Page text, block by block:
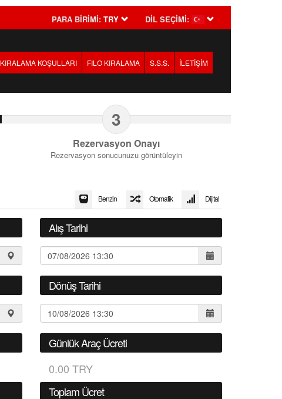
PARA BİRİMİ: TRY DİL SEÇİMİ:
KIRALAMA KOŞULLARI FILO KIRALAMA S.S.S. İLETİŞİM
3
Rezervasyon Onayı
Rezervasyon sonucunuzu görüntüleyin
Benzin Otomatik Dijital
Alış Tarihi
Dönüş Tarihi
Günlük Araç Ücreti
0.00 TRY
Toplam Ücret